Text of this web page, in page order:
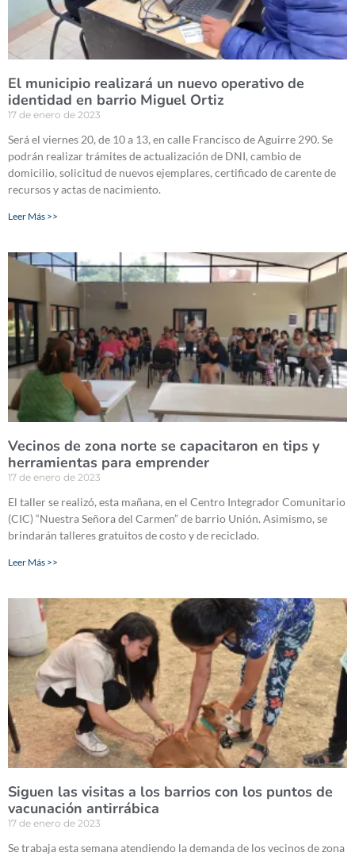
El municipio realizará un nuevo operativo de
identidad en barrio Miguel Ortiz
17 de enero de 2023
Será el viernes 20, de 10 a 13, en calle Francisco de Aguirre 290. Se
podrán realizar trámites de actualización de DNI, cambio de
domicilio, solicitud de nuevos ejemplares, certificado de carente de
recursos y actas de nacimiento.
Leer Más >>
Vecinos de zona norte se capacitaron en tips y
herramientas para emprender
17 de enero de 2023
El taller se realizó, esta mañana, en el Centro Integrador Comunitario
(CIC) “Nuestra Señora del Carmen” de barrio Unión. Asimismo, se
brindarán talleres gratuitos de costo y de reciclado.
Leer Más >>
Siguen las visitas a los barrios con los puntos de
vacunación antirrábica
17 de enero de 2023
Se trabaja esta semana atendiendo la demanda de los vecinos de zona